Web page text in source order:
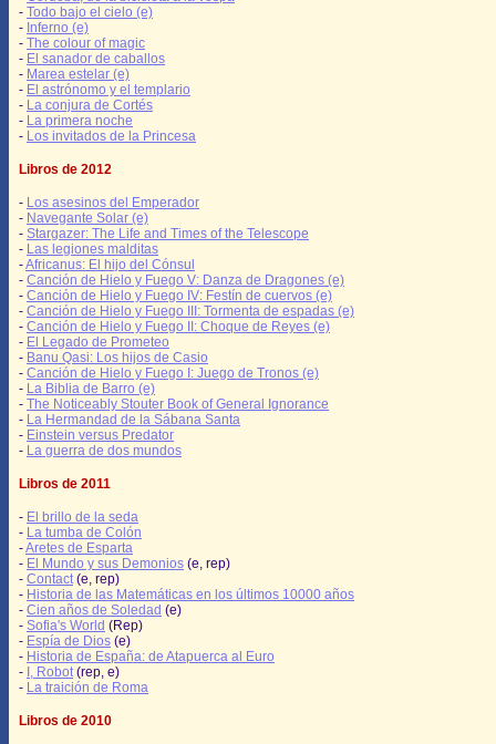
- Todo bajo el cielo (e)
- Inferno (e)
- The colour of magic
- El sanador de caballos
- Marea estelar (e)
- El astrónomo y el templario
- La conjura de Cortés
- La primera noche
- Los invitados de la Princesa
Libros de 2012
- Los asesinos del Emperador
- Navegante Solar (e)
- Stargazer: The Life and Times of the Telescope
- Las legiones malditas
-Africanus: El hijo del Cónsul
- Canción de Hielo y Fuego V: Danza de Dragones (e)
- Canción de Hielo y Fuego IV: Festín de cuervos (e)
- Canción de Hielo y Fuego III: Tormenta de espadas (e)
- Canción de Hielo y Fuego II: Choque de Reyes (e)
- El Legado de Prometeo
- Banu Qasi: Los hijos de Casio
- Canción de Hielo y Fuego I: Juego de Tronos (e)
- La Biblia de Barro (e)
- The Noticeably Stouter Book of General Ignorance
- La Hermandad de la Sábana Santa
- Einstein versus Predator
- La guerra de dos mundos
Libros de 2011
- El brillo de la seda
- La tumba de Colón
-Aretes de Esparta
- El Mundo y sus Demonios (e, rep)
- Contact (e, rep)
- Historia de las Matemáticas en los últimos 10000 años
- Cien años de Soledad (e)
- Sofia's World (Rep)
- Espía de Dios (e)
- Historia de España: de Atapuerca al Euro
- I, Robot (rep, e)
- La traición de Roma
Libros de 2010